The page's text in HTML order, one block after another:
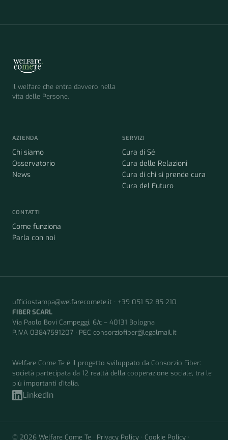
Il welfare che entra davvero nella
vita delle Persone.
AZIENDA
Chi siamo
Osservatorio
News
SERVIZI
Cura di Sé
Cura delle Relazioni
Cura di chi si prende cura
Cura del Futuro
CONTATTI
Come funziona
Parla con noi
ufficiostampa@welfarecomete.it · +39 051 52 85 210
FIBER SCARL
Via Paolo Bovi Campeggi, 6/c – 40131 Bologna
P.IVA 03847591207 · PEC consorziofiber@legalmail.it
Welfare Come Te è il progetto sviluppato da Consorzio Fiber:
società partecipata da 12 realtà della cooperazione sociale, tra le
più importanti d’Italia.
LinkedIn
© 2026 Welfare Come Te · Privacy Policy · Cookie Policy ·